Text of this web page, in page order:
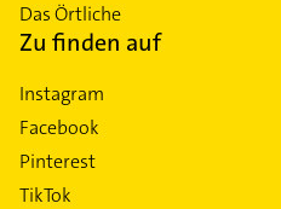
Das Örtliche
Zu finden auf
Instagram
Facebook
Pinterest
TikTok